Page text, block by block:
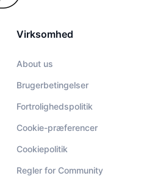
Virksomhed
About us
Brugerbetingelser
Fortrolighedspolitik
Cookie-præferencer
Cookiepolitik
Regler for Community